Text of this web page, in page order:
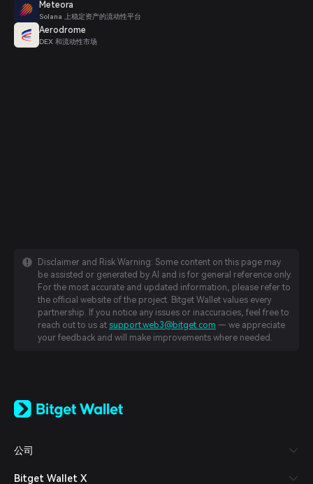
Meteora
Solana 上稳定资产的流动性平台
Aerodrome
DEX 和流动性市场
Disclaimer and Risk Warning: Some content on this page may
be assisted or generated by AI and is for general reference only.
For the most accurate and updated information, please refer to
the official website of the project. Bitget Wallet values every
partnership. If you notice any issues or inaccuracies, feel free to
reach out to us at support.web3@bitget.com — we appreciate
your feedback and will make improvements where needed.
日本語
Español (Latinoamérica)
Italiano
公司
Bitget Wallet X